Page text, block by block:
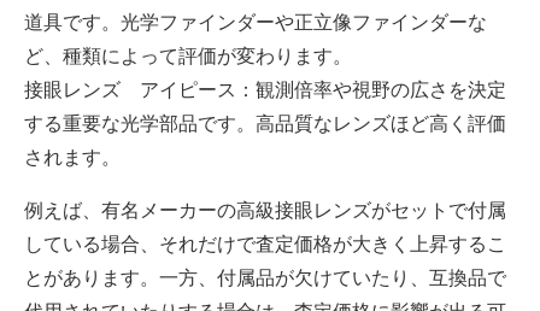
道具です。光学ファインダーや正立像ファインダーな
ど、種類によって評価が変わります。
接眼レンズ アイピース：観測倍率や視野の広さを決定
する重要な光学部品です。高品質なレンズほど高く評価
されます。
例えば、有名メーカーの高級接眼レンズがセットで付属
している場合、それだけで査定価格が大きく上昇するこ
とがあります。一方、付属品が欠けていたり、互換品で